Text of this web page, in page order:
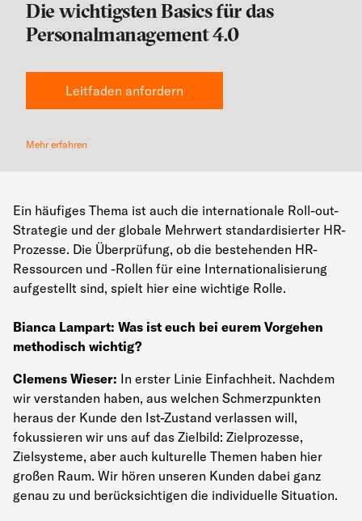
Die wichtigsten Basics für das
Personalmanagement 4.0
Leitfaden anfordern
Mehr erfahren
Ein häufiges Thema ist auch die internationale Roll-out-
Strategie und der globale Mehrwert standardisierter HR-
Prozesse. Die Überprüfung, ob die bestehenden HR-
Ressourcen und -Rollen für eine Internationalisierung
aufgestellt sind, spielt hier eine wichtige Rolle.
Bianca Lampart: Was ist euch bei eurem Vorgehen
methodisch wichtig?
Clemens Wieser: In erster Linie Einfachheit. Nachdem
wir verstanden haben, aus welchen Schmerzpunkten
heraus der Kunde den Ist-Zustand verlassen will,
fokussieren wir uns auf das Zielbild: Zielprozesse,
Zielsysteme, aber auch kulturelle Themen haben hier
großen Raum. Wir hören unseren Kunden dabei ganz
genau zu und berücksichtigen die individuelle Situation.